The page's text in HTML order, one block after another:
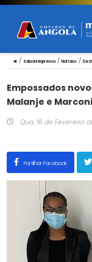
/ Sala de Imprensa/ Notícias/
Empossados
Malanje e
Qua, 16 de Fevereiro
Partilhar Facebook